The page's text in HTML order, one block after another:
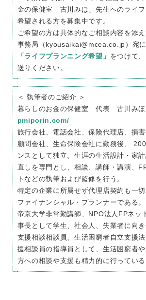
金の保健室 古川みほ」先生へのライフ
希望される方を募集中です。
ご希望の方は具体的なご相談内容を添
事務局（kyousaikai@mcea.co.jp）宛
「ライフプランニング希望」 をつけて
送りください。
＜ 執筆者のご紹介 ＞
暮らしのお金の保健室 代表 古川み
pmiporin.com/
旅行会社、電話会社、保険代理店、損
顧問会社、生命保険会社に勤務後、
ンスとして独立。生涯の生活設計・家
直しを専門とし、相談、講師・講演、
トなどの執筆および監修を行う。
特定の企業に所属せず代理店契約も一
ファイナンシャル・プランナーである。
帝京大学非常勤講師、NPO法人FPネッ
事長として学生、社会人、失業者に向
支援相談相談員、生活困窮者自立支援
援相談員の指導員として、生活困窮者
方への相談や支援も精力的に行っている